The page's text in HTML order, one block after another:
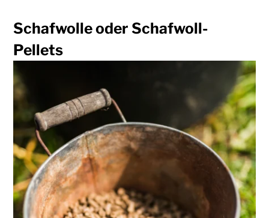
Schafwolle oder Schafwoll-
Pellets